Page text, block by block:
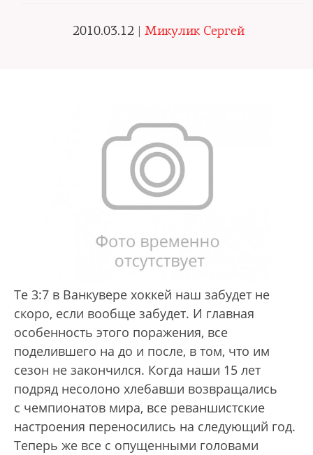
2010.03.12 | Микулик Сергей
Те 3:7 в Ванкувере хоккей наш забудет не
скоро, если вообще забудет. И главная
особенность этого поражения, все
поделившего на до и после, в том, что им
сезон не закончился. Когда наши 15 лет
подряд несолоно хлебавши возвращались
с чемпионатов мира, все реваншистские
настроения переносились на следующий год.
Теперь же все с опущенными головами